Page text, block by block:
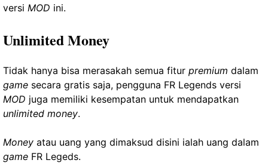
versi MOD ini.
Unlimited Money
Tidak hanya bisa merasakah semua fitur premium dalam
game secara gratis saja, pengguna FR Legends versi
MOD juga memiliki kesempatan untuk mendapatkan
unlimited money.
Money atau uang yang dimaksud disini ialah uang dalam
game FR Legeds.